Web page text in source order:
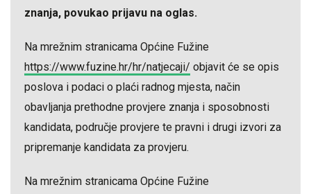
znanja, povukao prijavu na oglas.
Na mrežnim stranicama Općine Fužine
https://www.fuzine.hr/hr/natjecaji/ objavit će se opis
poslova i podaci o plaći radnog mjesta, način
obavljanja prethodne provjere znanja i sposobnosti
kandidata, područje provjere te pravni i drugi izvori za
pripremanje kandidata za provjeru.
Na mrežnim stranicama Općine Fužine